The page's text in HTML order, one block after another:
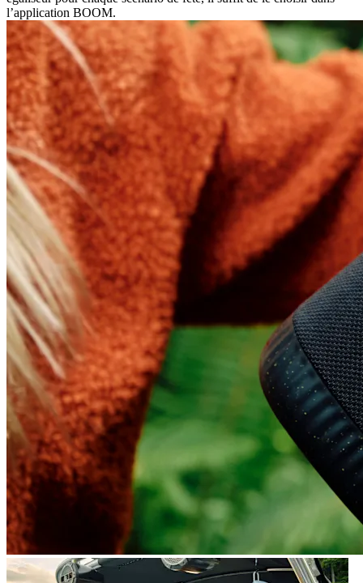
l’application BOOM.